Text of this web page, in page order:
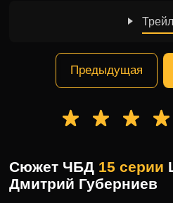
Предыдущая
Сюжет ЧБД 15 серии
Дмитрий Губерниев